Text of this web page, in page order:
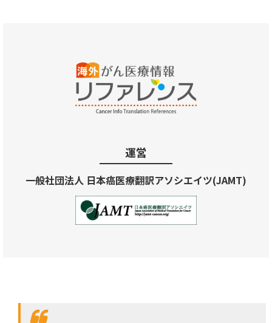
運営
一般社団法人 日本癌医療翻訳アソシエイツ(JAMT)